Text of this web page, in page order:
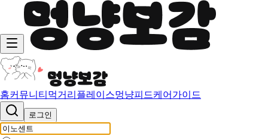
홈커뮤니티 먹거리 플레이스멍냥피드케어가이드
로그인